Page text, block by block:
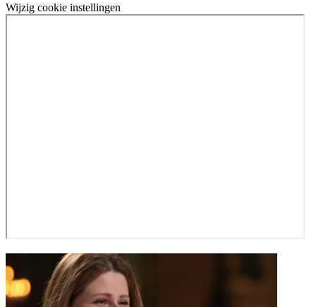
Wijzig cookie instellingen